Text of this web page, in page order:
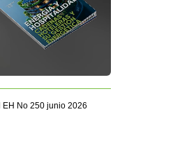
EH No 250 junio 2026